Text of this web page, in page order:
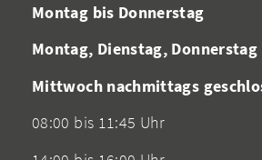
Montag bis Donnerstag
Montag, Dienstag, Donnerstag
Mittwoch nachmittags
08:00 bis 11:45 Uhr